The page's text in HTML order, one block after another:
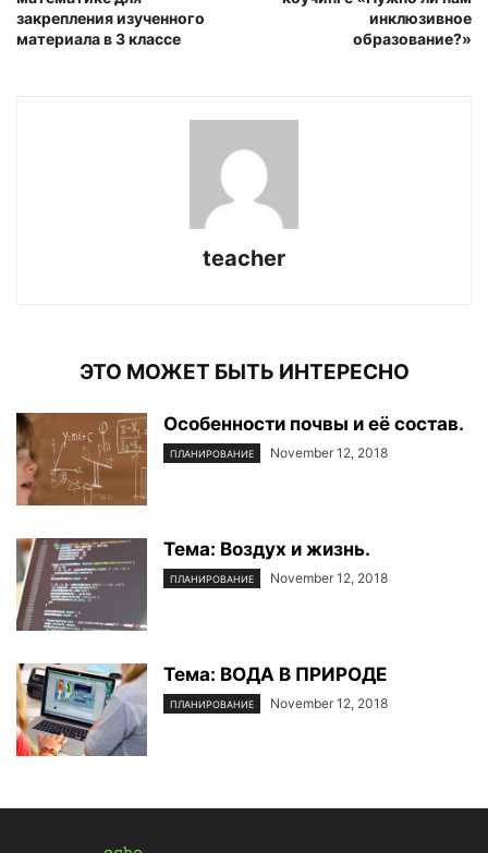
закрепления изученного
материала в 3 классе
инклюзивное
образование?»
teacher
ЭТО МОЖЕТ БЫТЬ ИНТЕРЕСНО
Особенности почвы и её состав.
ПЛАНИРОВАНИЕ November 12, 2018
Тема: Воздух и жизнь.
ПЛАНИРОВАНИЕ November 12, 2018
Тема: ВОДА В ПРИРОДЕ
ПЛАНИРОВАНИЕ November 12, 2018